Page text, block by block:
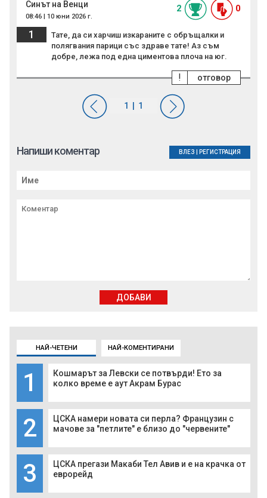
НАЙ-ЧЕТЕНИ НАЙ-КОМЕНТИРАНИ
1
Кошмарът за Левски се потвърди! Ето за
колко време е аут Акрам Бурас
2
ЦСКА намери новата си перла? Французин с
мачове за "петлите" е близо до "червените"
3
ЦСКА прегази Макаби Тел Авив и е на крачка от
еврорейд
Синът на Венци
08:46 | 10 юни 2026 г.
2 0
1
Тате, да си харчиш изкараните с обръщалки и
полягвания парици със здраве тате! Аз съм
добре, лежа под една циментова плоча на юг.
отговор
!
Напиши коментар ВЛЕЗ РЕГИСТРАЦИЯ
ДОБАВИ